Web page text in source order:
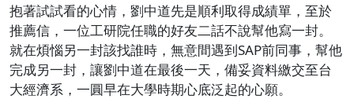
抱著試試看的心情，劉中道先是順利取得成績單，至於
推薦信，一位工研院任職的好友二話不說幫他寫一封。
就在煩惱另一封該找誰時，無意間遇到SAP前同事，幫他
完成另一封，讓劉中道在最後一天，備妥資料繳交至台
大經濟系，一圓早在大學時期心底泛起的心願。